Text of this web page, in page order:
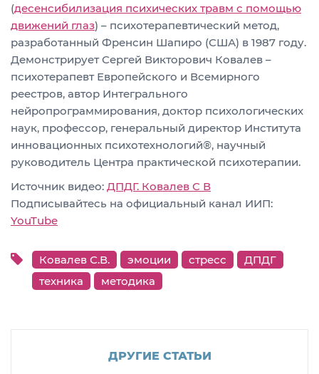
(десенсибилизация психических травм с помощью
движений глаз) – психотерапевтический метод,
разработанный Френсин Шапиро (США) в 1987 году.
Демонстрирует Сергей Викторович Ковалев –
психотерапевт Европейского и Всемирного
реестров, автор Интегрального
нейропрограммирования, доктор психологических
наук, профессор, генеральный директор Института
инновационных психотехнологий®, научный
руководитель Центра практической психотерапии.
Источник видео: ДПДГ. Ковалев С В
Подписывайтесь на официальный канал ИИП:
YouTube
Ковалев С.В. эмоции стресс
ДПДГ
техника
методика
ДРУГИЕ СТАТЬИ